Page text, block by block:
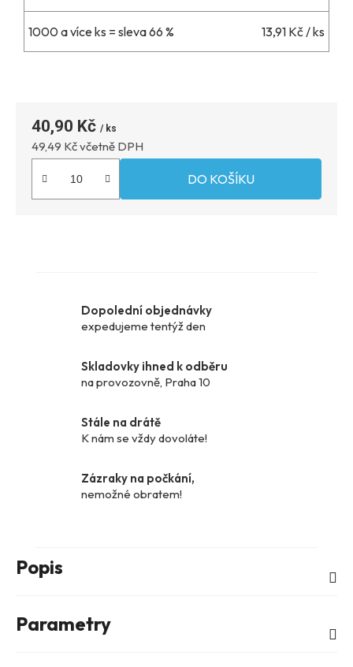
1000 a více ks = sleva 66 % 13,91 Kč / ks
40,90 Kč
49,49 Kč včetně DPH
DO KOŠÍKU
Dopolední objednávky
expedujeme tentýž den
Skladovky ihned k odběru
na provozovně, Praha 10
Stále na drátě
K nám se vždy dovoláte!
Zázraky na počkání,
nemožné obratem!
Popis
Parametry